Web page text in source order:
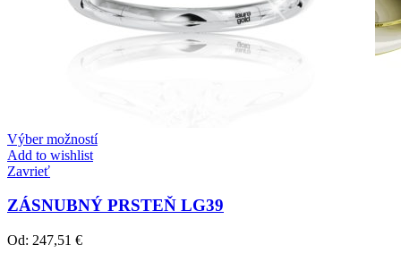
Výber možností
Add to wishlist
Zavrieť
ZÁSNUBNÝ PRSTEŇ LG39
Od: 247,51 €